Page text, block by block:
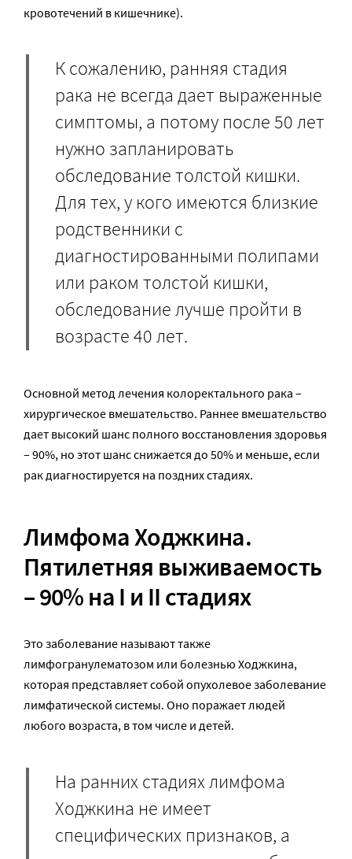
кровотечений в кишечнике).
К сожалению, ранняя стадия
рака не всегда дает выраженные
симптомы, а потому после 50 лет
нужно запланировать
обследование толстой кишки.
Для тех, у кого имеются близкие
родственники с
диагностированными полипами
или раком толстой кишки,
обследование лучше пройти в
возрасте 40 лет.
Основной метод лечения колоректального рака –
хирургическое вмешательство. Раннее вмешательство
дает высокий шанс полного восстановления здоровья
– 90%, но этот шанс снижается до 50% и меньше, если
рак диагностируется на поздних стадиях.
Лимфома Ходжкина.
Пятилетняя выживаемость
– 90% на I и II стадиях
Это заболевание называют также
лимфогранулематозом или болезнью Ходжкина,
которая представляет собой опухолевое заболевание
лимфатической системы. Оно поражает людей
любого возраста, в том числе и детей.
На ранних стадиях лимфома
Ходжкина не имеет
специфических признаков, а